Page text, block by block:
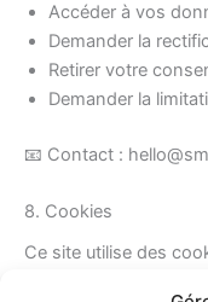
Accéder à vos
Demander la
Retirer votre
Demander la
📧 Contact :
8. Cookies
Ce site utilise des